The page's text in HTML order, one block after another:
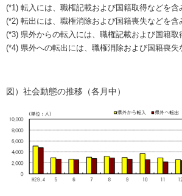
(*1) 転入には、職権記載および国籍取得などを含
(*2) 転出には、職権消除および国籍喪失などを含
(*3) 県外からの転入には、職権記載および国籍取
(*4) 県外への転出には、職権消除および国籍喪失
図）社会動態の推移（各月中）